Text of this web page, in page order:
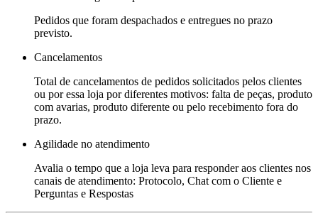
Pedidos que foram despachados e entregues no prazo
previsto.
Cancelamentos
Total de cancelamentos de pedidos solicitados pelos clientes
ou por essa loja por diferentes motivos: falta de peças, produto
com avarias, produto diferente ou pelo recebimento fora do
prazo.
Agilidade no atendimento
Avalia o tempo que a loja leva para responder aos clientes nos
canais de atendimento: Protocolo, Chat com o Cliente e
Perguntas e Respostas